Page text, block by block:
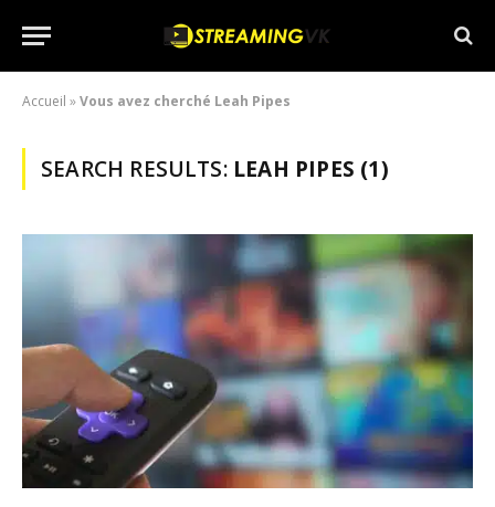
Accueil »Vous avez cherché Leah Pipes
SEARCH RESULTS: LEAH PIPES (1)